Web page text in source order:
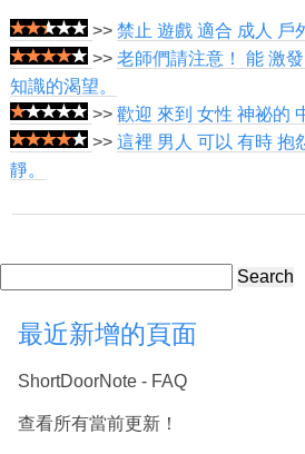
>> 禁止 遊戲 適合 成人 戶
>> 老師們請注意！ 能 激
知識的渴望。
>> 歡迎 來到 女性 神祕的
>> 這裡 男人 可以 有時 抱
靜。
Search
最近新增的頁面
ShortDoorNote - FAQ
查看所有當前更新！